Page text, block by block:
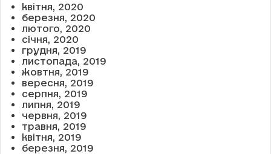
квітня, 2020
березня, 2020
лютого, 2020
січня, 2020
грудня, 2019
листопада, 2019
жовтня, 2019
вересня, 2019
серпня, 2019
липня, 2019
червня, 2019
травня, 2019
квітня, 2019
березня, 2019